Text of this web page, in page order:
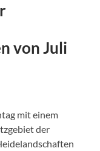
von Juli
mit einem
der